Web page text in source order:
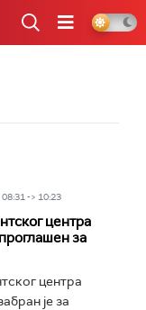
-> 10:23
центра
за
центра
је за